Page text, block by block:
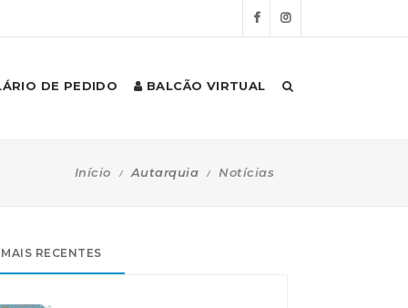
DE PEDIDO BALCÃO VIRTUAL
Início Autarquia Notícias
MAIS RECENTES